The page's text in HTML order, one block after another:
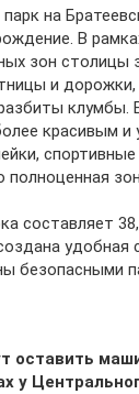
на
В
зон столицы
и
клумбы.
красивым и
спортивные
составляет
удобная
безопасными
оставить
у